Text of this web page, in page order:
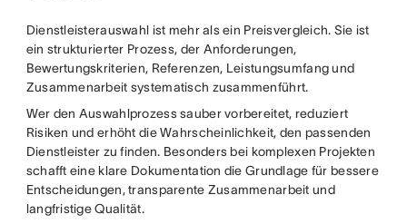
Dienstleisterauswahl ist mehr als ein Preisvergleich. Sie ist
ein strukturierter Prozess, der Anforderungen,
Bewertungskriterien, Referenzen, Leistungsumfang und
Zusammenarbeit systematisch zusammenführt.
Wer den Auswahlprozess sauber vorbereitet, reduziert
Risiken und erhöht die Wahrscheinlichkeit, den passenden
Dienstleister zu finden. Besonders bei komplexen Projekten
schafft eine klare Dokumentation die Grundlage für bessere
Entscheidungen, transparente Zusammenarbeit und
langfristige Qualität.